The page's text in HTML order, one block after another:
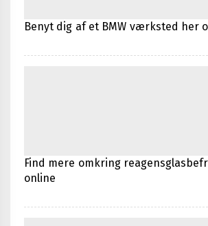
Benyt dig af et BMW værksted her
Find mere omkring
online